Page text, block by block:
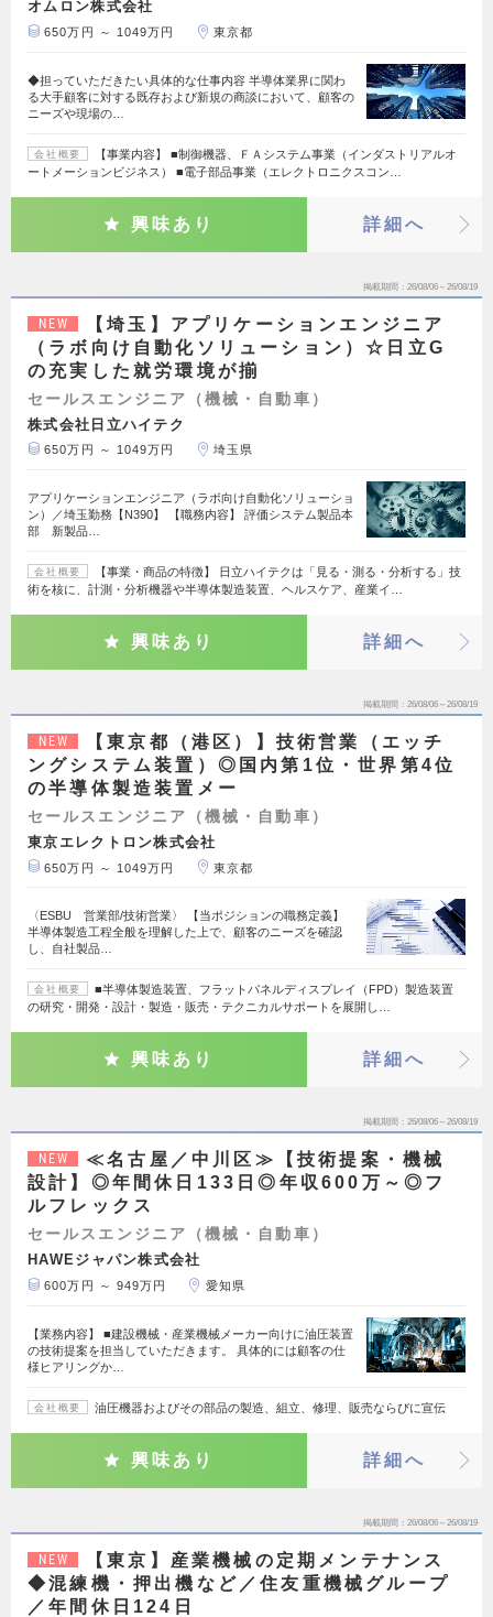
オムロン株式会社
650万円 ～ 1049万円 東京都
◆担っていただきたい具体的な仕事内容 半導体業界に関わ
る大手顧客に対する既存および新規の商談において、顧客の
ニーズや現場の…
会社概要
【事業内容】 ■制御機器、ＦＡシステム事業（インダストリアルオ
ートメーションビジネス） ■電子部品事業（エレクトロニクスコン…
興味あり 詳細へ
掲載期間 26/08/06～26/08/19
NEW
【埼玉】アプリケーションエンジニア
（ラボ向け自動化ソリューション）☆日立G
の充実した就労環境が揃
セールスエンジニア（機械・自動車）
株式会社日立ハイテク
650万円 ～ 1049万円 埼玉県
アプリケーションエンジニア（ラボ向け自動化ソリューショ
ン）／埼玉勤務【N390】 【職務内容】 評価システム製品本
部 新製品…
会社概要
【事業・商品の特徴】 日立ハイテクは「見る・測る・分析する」技
術を核に、計測・分析機器や半導体製造装置、ヘルスケア、産業イ…
興味あり 詳細へ
掲載期間 26/08/06～26/08/19
NEW
【東京都（港区）】技術営業（エッチ
ングシステム装置）◎国内第1位・世界第4位
の半導体製造装置メー
セールスエンジニア（機械・自動車）
東京エレクトロン株式会社
650万円 ～ 1049万円 東京都
〈ESBU 営業部/技術営業〉 【当ポジションの職務定義】
半導体製造工程全般を理解した上で、顧客のニーズを確認
し、自社製品…
会社概要
■半導体製造装置、フラットパネルディスプレイ（FPD）製造装置
の研究・開発・設計・製造・販売・テクニカルサポートを展開し…
興味あり 詳細へ
掲載期間 26/08/06～26/08/19
NEW
≪名古屋／中川区≫【技術提案・機械
設計】◎年間休日133日◎年収600万～◎フ
ルフレックス
セールスエンジニア（機械・自動車）
HAWEジャパン株式会社
600万円 ～ 949万円 愛知県
【業務内容】 ■建設機械・産業機械メーカー向けに油圧装置
の技術提案を担当していただきます。 具体的には顧客の仕
様ヒアリングか…
会社概要 油圧機器およびその部品の製造、組立、修理、販売ならびに宣伝
興味あり 詳細へ
掲載期間 26/08/06～26/08/19
NEW
【東京】産業機械の定期メンテナンス
◆混練機・押出機など／住友重機械グループ
／年間休日124日